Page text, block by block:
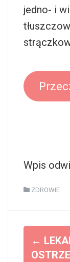
jedno- i
Wpis
ZDROWIE
←